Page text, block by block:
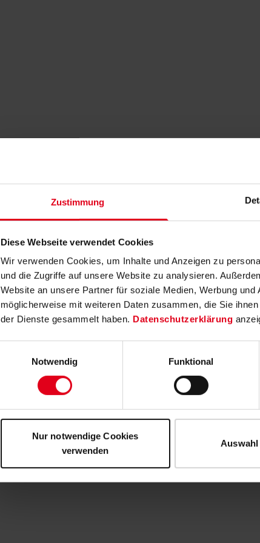
Zustimmung
Diese Webseite verwendet Cookies
Wir verwenden Cookies, um Inhalte und Anzeigen zu
und die Zugriffe auf unsere Website zu analysieren.
Website an unsere Partner für soziale Medien, Werbung
möglicherweise mit weiteren Daten zusammen, die Sie
der Dienste gesammelt haben. Datenschutzerklärung
Notwendig
Funktional
Nur notwendige Cookies
verwenden
Auswahl